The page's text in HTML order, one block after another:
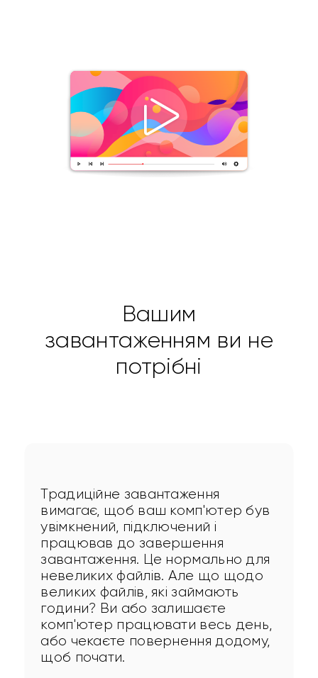
Вашим
завантаженням ви не
потрібні
Традиційне завантаження
вимагає, щоб ваш комп'ютер був
увімкнений, підключений і
працював до завершення
завантаження. Це нормально для
невеликих файлів. Але що щодо
великих файлів, які займають
години? Ви або залишаєте
комп'ютер працювати весь день,
або чекаєте повернення додому,
щоб почати.